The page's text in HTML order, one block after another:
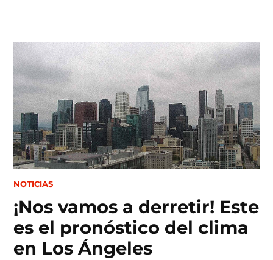
content
POSTED
NOTICIAS
¡Nos vamos a derretir! Este
es el pronóstico del clima
en Los Ángeles